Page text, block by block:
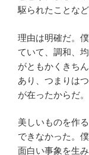
駆られたことなど
理由は明確だ。
ていて、調和、
がともかくきち
あり、つまりは
が在ったからだ。
美しいものを作
できなかった。
面白い事象を生